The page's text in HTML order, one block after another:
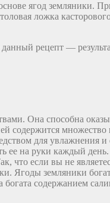
ягод земляники.
ложка
рецепт —
Она способна
содержится
для
ее на руки каждый
что если вы не
Ягоды земляники
содержанием